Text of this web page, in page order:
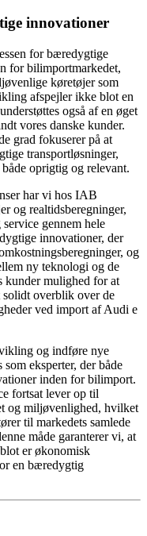
innovationer
for bæredygtige
for bilimportmarkedet,
køretøjer som
afspejler ikke blot en
også af en øget
vores danske kunder.
grad fokuserer på at
transportløsninger,
oprigtig og relevant.
har vi hos IAB
og realtidsberegninger,
gennem hele
innovationer, der
og
ny teknologi og de
kunder mulighed for at
overblik over de
ved import af Audi e
og indføre nye
eksperter, der både
inden for bilimport.
fortsat lever op til
og miljøvenlighed, hvilket
til markedets samlede
måde garanterer vi, at
er økonomisk
en bæredygtig